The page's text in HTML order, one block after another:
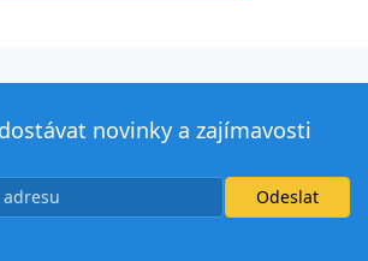
novinky a zajímavosti